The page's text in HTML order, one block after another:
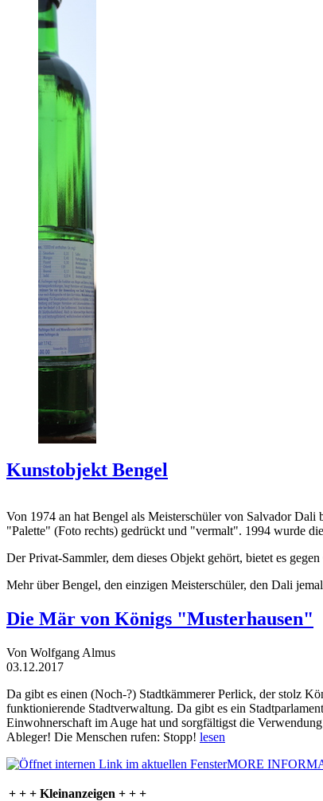
Kunstobjekt Bengel
Von 1974 an hat Bengel als Meisterschüler von Salvador
"Palette" (Foto rechts) gedrückt und "vermalt". 1994 wurde
Der Privat-Sammler, dem dieses Objekt gehört, bietet es
Mehr über Bengel, den einzigen Meisterschüler, den Dali
Die Mär von Königs "Musterhausen"
Von Wolfgang Almus
03.12.2017
Da gibt es einen (Noch-?) Stadtkämmerer Perlick, der stolz
funktionierende Stadtverwaltung. Da gibt es ein
Einwohnerschaft im Auge hat und sorgfältigst die
Ableger! Die Menschen rufen: Stopp! lesen
MORE
+ + + Kleinanzeigen + + +